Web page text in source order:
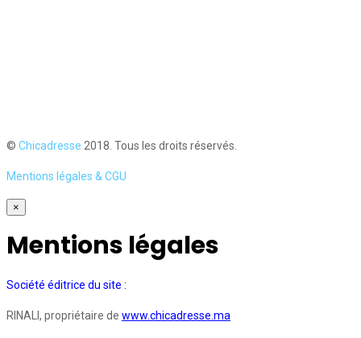
© Chicadresse 2018. Tous les droits réservés.
Mentions légales & CGU
×
Mentions légales
Société éditrice du site :
RINALI, propriétaire de www.chicadresse.ma